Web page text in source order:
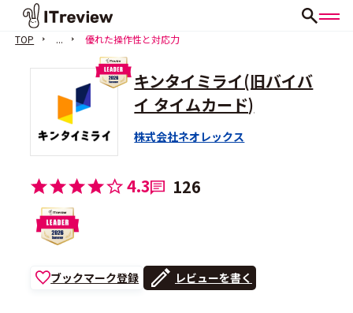
TOP ... 優れた操作性と対応力
キンタイミライ(旧バイバ
イ タイムカード)
株式会社ネオレックス
4.3 126
ブックマーク登録 レビューを書く